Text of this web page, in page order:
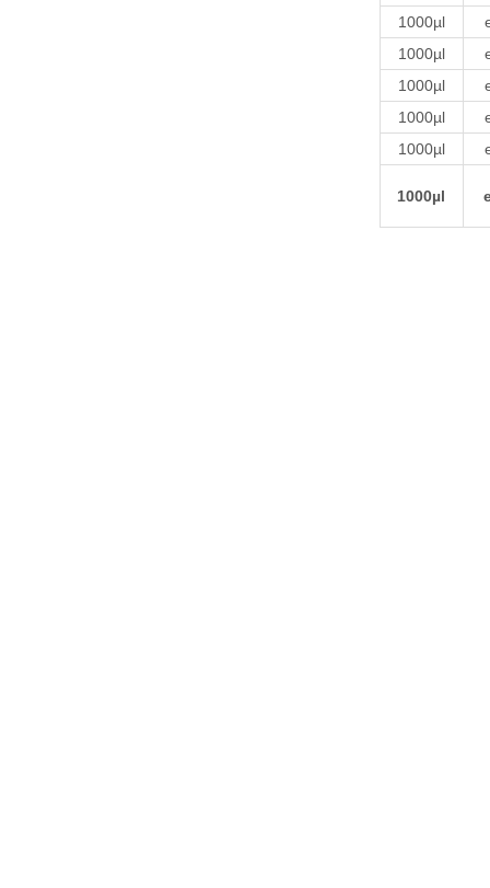
1000µl
1000µl
1000µl
1000µl
1000µl
1000µl